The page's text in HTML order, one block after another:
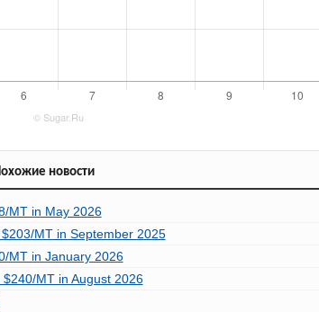
новости
MT in May 2026
MT in September 2025
MT in January 2026
MT in August 2026